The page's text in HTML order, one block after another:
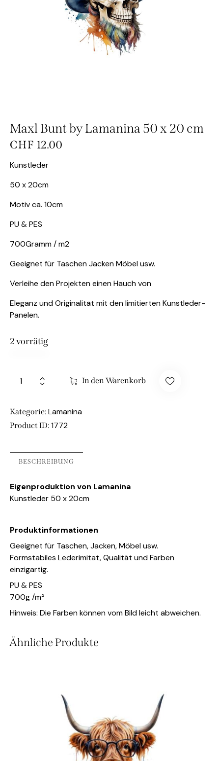
Maxl Bunt by Lamanina 50 x 20 cm
CHF 12.00
Kunstleder
50 x 20cm
Motiv ca. 10cm
PU & PES
700Gramm / m2
Geeignet für Taschen Jacken Möbel usw.
Verleihe den Projekten einen Hauch von
Eleganz und Originalität mit den limitierten Kunstleder-
Panelen.
2 vorrätig
In den Warenkorb
Kategorie: Lamanina
Product ID: 1772
BESCHREIBUNG
Eigenproduktion von Lamanina
Kunstleder 50 x 20cm
Produktinformationen
Geeignet für Taschen, Jacken, Möbel usw.
Formstabiles Lederimitat, Qualität und Farben
einzigartig.
PU & PES
700g /m²
Hinweis: Die Farben können vom Bild leicht abweichen.
Ähnliche Produkte